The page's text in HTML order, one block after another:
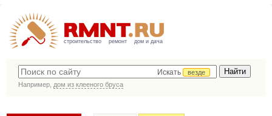
строительство ремонт дом и дача
Искать
везде
Например, дом из клееного бруса